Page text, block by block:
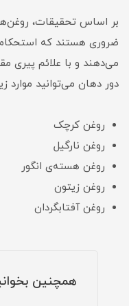
بر اساس تحقیقات،
ضروری هستند که
می‌دهند و با علائم پیری
دور دهان می‌توانید موارد
روغن کرچک
روغن نارگیل
روغن هسته‌ی انگور
روغن زیتون
روغن آفتابگردان
همچنین